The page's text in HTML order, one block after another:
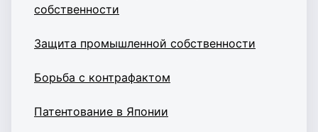
собственности
Защита промышленной собственности
Борьба с контрафактом
Патентование в Японии